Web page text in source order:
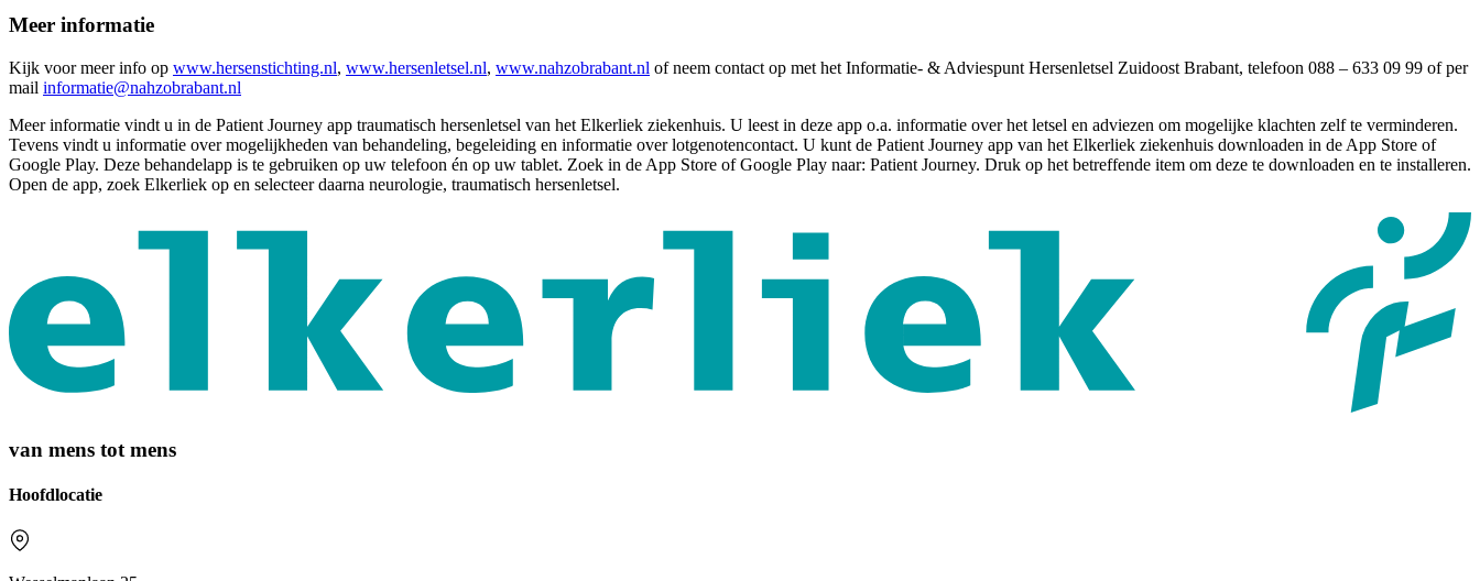
Meer informatie
Kijk voor meer info op www.hersenstichting.nl, www.hersenletsel.nl, www.nahzobrabant.nl of neem contact op met het Informatie- & Adviespunt Hersenletsel Zuidoost Brabant, telefoon 088 – 633 09 99 of per
mail informatie@nahzobrabant.nl
Meer informatie vindt u in de Patient Journey app traumatisch hersenletsel van het Elkerliek ziekenhuis. U leest in deze app o.a. informatie over het letsel en adviezen om mogelijke klachten zelf te verminderen.
Tevens vindt u informatie over mogelijkheden van behandeling, begeleiding en informatie over lotgenotencontact. U kunt de Patient Journey app van het Elkerliek ziekenhuis downloaden in de App Store of
Google Play. Deze behandelapp is te gebruiken op uw telefoon én op uw tablet. Zoek in de App Store of Google Play naar: Patient Journey. Druk op het betreffende item om deze te downloaden en te installeren.
Open de app, zoek Elkerliek op en selecteer daarna neurologie, traumatisch hersenletsel.
van mens tot mens
Hoofdlocatie